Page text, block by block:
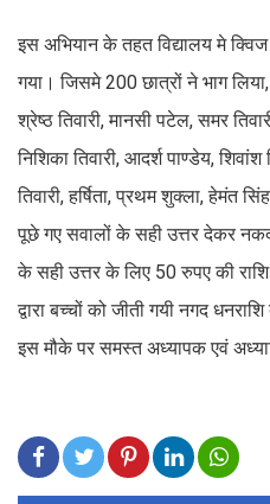
इस अभियान के तहत विद्यालय मे
गया। जिसमे 200 छात्रों ने भाग लिया,
श्रेष्ठ तिवारी, मानसी पटेल, समर
निशिका तिवारी, आदर्श पाण्डेय,
तिवारी, हर्षिता, प्रथम शुक्ला, हेमंत
पूछे गए सवालों के सही उत्तर देकर
के सही उत्तर के लिए 50 रुपए की
द्वारा बच्चों को जीती गयी नगद
इस मौके पर समस्त अध्यापक एवं